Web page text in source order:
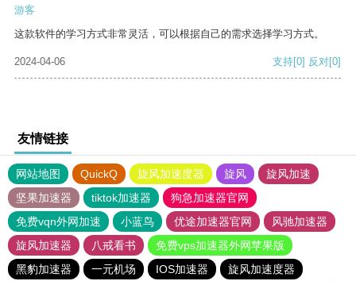
游客
这款软件的学习方式非常灵活，可以根据自己的需求选择学习方式。
2024-04-06 支持[0] 反对[0]
友情链接
网站地图 QuickQ 旋风加速度器 旋风
旋风加速
坚果加速器
tiktok加速器
狗急加速器官网
免费vqn外网加速
小蓝鸟 优途加速器官网
风驰加速器
旋风加速器
八戒看书
免费vps加速器外网苹果版
黑豹加速器
一元机场 IOS加速器
旋风加速度器